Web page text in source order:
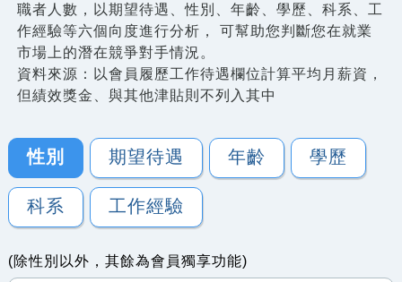
職者人數，以期望待遇、性別、年齡、學歷、科系、工
作經驗等六個向度進行分析， 可幫助您判斷您在就業
市場上的潛在競爭對手情況。
資料來源：以會員履歷工作待遇欄位計算平均月薪資，
但績效獎金、與其他津貼則不列入其中
性別 期望待遇 年齡 學歷
科系 工作經驗
(除性別以外，其餘為會員獨享功能)